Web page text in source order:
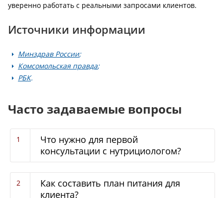
уверенно работать с реальными запросами клиентов.
Источники информации
Минздрав России;
Комсомольская правда;
РБК.
Часто задаваемые вопросы
Что нужно для первой
консультации с нутрициологом?
Как составить план питания для
клиента?